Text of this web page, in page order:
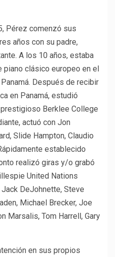
Pérez comenzó sus
años con su padre,
A los 10 años, estaba
clásico europeo en el
Después de recibir
en Panamá, estudió
Berklee College
actuó con Jon
Slide Hampton, Claudio
establecido
realizó giras y/o grabó
United Nations
DeJohnette, Steve
Michael Brecker, Joe
Marsalis, Tom Harrell, Gary
en sus propios